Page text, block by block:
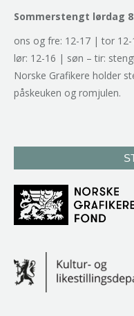
Sommerstengt lørdag
ons og fre: 12-17 | tor 12-
lør: 12-16 | søn – tir:
Norske Grafikere holder
påskeuken og romjulen.